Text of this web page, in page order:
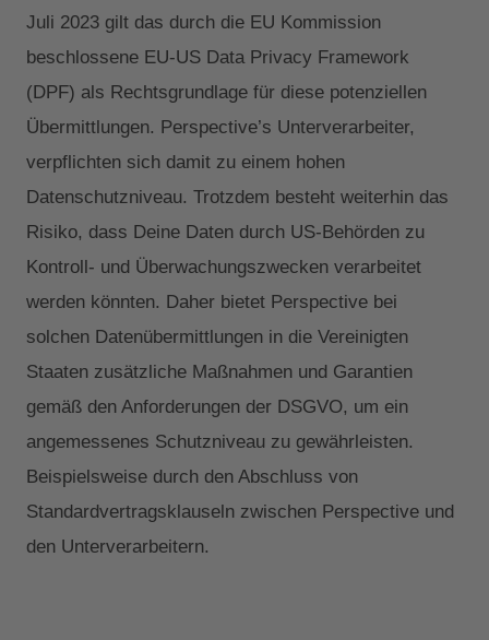
Juli 2023 gilt das durch die EU Kommission
beschlossene EU-US Data Privacy Framework
(DPF) als Rechtsgrundlage für diese potenziellen
Übermittlungen. Perspective’s Unterverarbeiter,
verpflichten sich damit zu einem hohen
Datenschutzniveau. Trotzdem besteht weiterhin das
Risiko, dass Deine Daten durch US-Behörden zu
Kontroll- und Überwachungszwecken verarbeitet
werden könnten. Daher bietet Perspective bei
solchen Datenübermittlungen in die Vereinigten
Staaten zusätzliche Maßnahmen und Garantien
gemäß den Anforderungen der DSGVO, um ein
angemessenes Schutzniveau zu gewährleisten.
Beispielsweise durch den Abschluss von
Standardvertragsklauseln zwischen Perspective und
den Unterverarbeitern.